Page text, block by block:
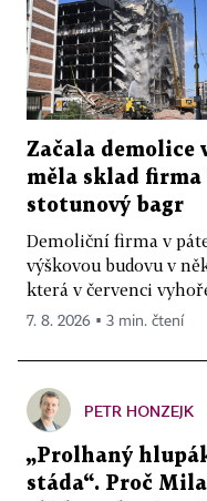
Začala demolice
měla sklad firma
stotunový bagr
Demoliční firma v
výškovou budovu v
která v červenci
7. 8. 2026 ▪ 3 min. čtení
PETR HONZEJK
„Prolhaný
stáda“. Proč